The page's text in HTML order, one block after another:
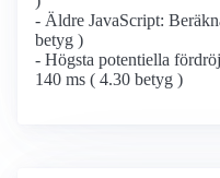
- Äldre JavaScript:
betyg )
- Högsta potentiella
140 ms ( 4.30 betyg )